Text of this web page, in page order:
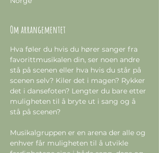
Om arrangementet
Hva føler du hvis du hører sanger fra
favorittmusikalen din, ser noen andre
stå på scenen eller hva hvis du står på
scenen selv? Kiler det i magen? Rykker
det i dansefoten? Lengter du bare etter
muligheten til å bryte ut i sang og å
Musikalgruppen er en arena der alle og
enhver får muligheten til å utvikle